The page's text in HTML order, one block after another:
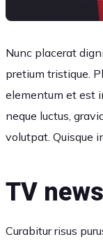
Nunc placerat
pretium tristique.
elementum et est
neque luctus,
volutpat. Quisque
TV
Curabitur risus